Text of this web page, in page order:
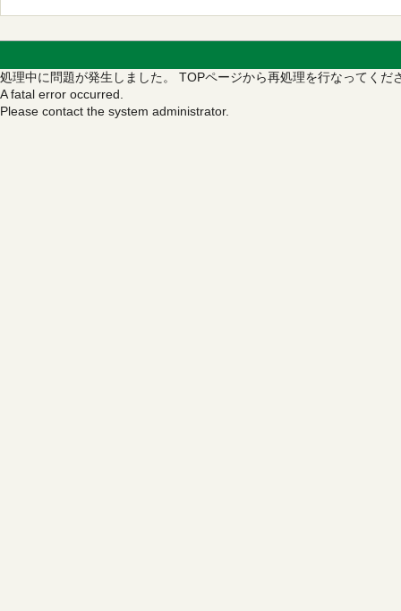
処理中に問題が発生しました。 TOPページから再処理を行なってくだ
A fatal error occurred.
Please contact the system administrator.